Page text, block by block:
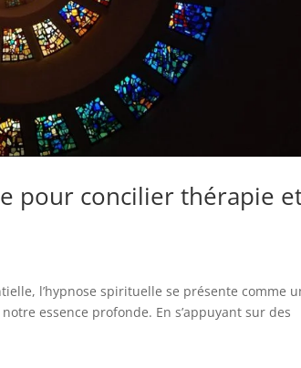
pour concilier thérapie
l’hypnose spirituelle se présente comme
essence profonde. En s’appuyant sur des